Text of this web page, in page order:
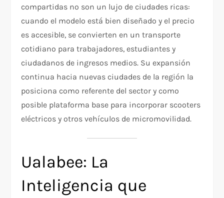
compartidas no son un lujo de ciudades ricas:
cuando el modelo está bien diseñado y el precio
es accesible, se convierten en un transporte
cotidiano para trabajadores, estudiantes y
ciudadanos de ingresos medios. Su expansión
continua hacia nuevas ciudades de la región la
posiciona como referente del sector y como
posible plataforma base para incorporar scooters
eléctricos y otros vehículos de micromovilidad.
Ualabee: La
Inteligencia que